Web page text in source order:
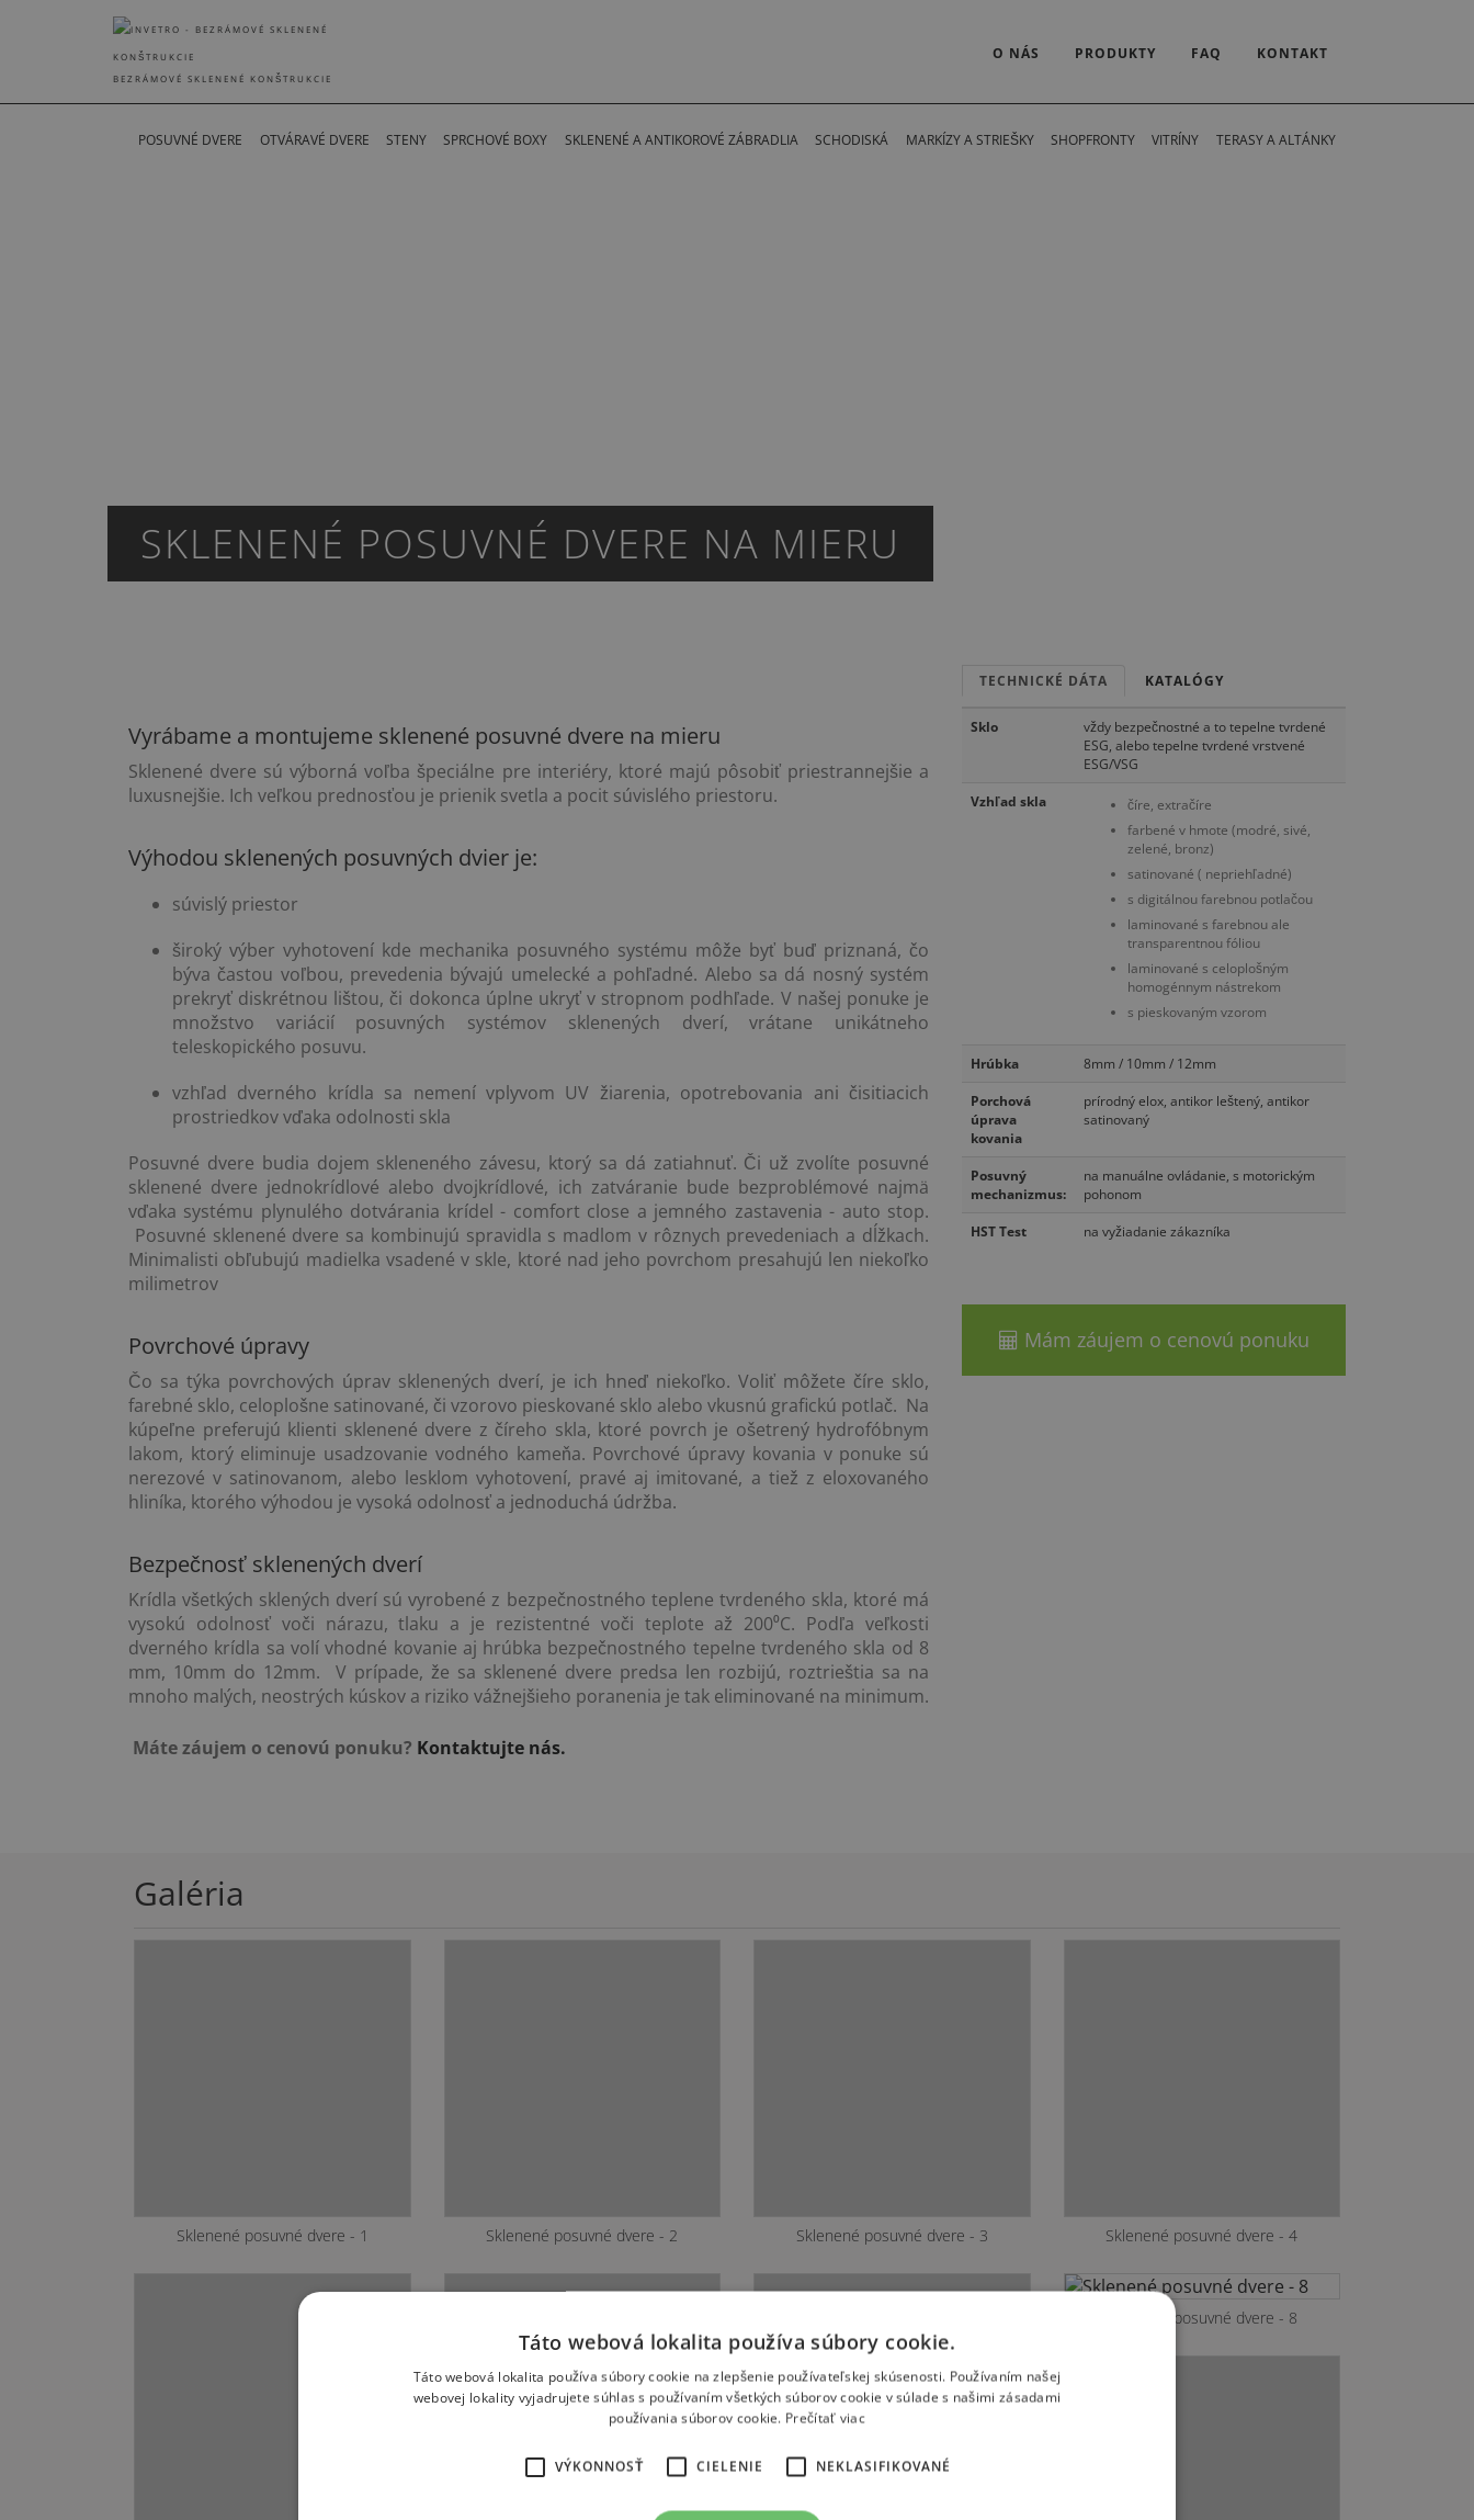
BEZRÁMOVÉ SKLENENÉ KONŠTRUKCIE
O NÁS PRODUKTY FAQ KONTAKT
POSUVNÉ DVERE OTVÁRAVÉ DVERE STENY SPRCHOVÉ BOXY SKLENENÉ A ANTIKOROVÉ ZÁBRADLIA SCHODISKÁ MARKÍZY A STRIEŠKY SHOPFRONTY VITRÍNY TERASY A ALTÁNKY
SKLENENÉ POSUVNÉ DVERE NA MIERU
Vyrábame a montujeme sklenené posuvné dvere na mieru
Sklenené dvere sú výborná voľba špeciálne pre interiéry, ktoré majú pôsobiť priestrannejšie a
luxusnejšie. Ich veľkou prednosťou je prienik svetla a pocit súvislého priestoru.
Výhodou sklenených posuvných dvier je:
súvislý priestor
široký výber vyhotovení kde mechanika posuvného systému môže byť buď priznaná, čo
býva častou voľbou, prevedenia bývajú umelecké a pohľadné. Alebo sa dá nosný systém
prekryť diskrétnou lištou, či dokonca úplne ukryť v stropnom podhľade. V našej ponuke je
množstvo variácií posuvných systémov sklenených dverí, vrátane unikátneho
teleskopického posuvu.
vzhľad dverného krídla sa nemení vplyvom UV žiarenia, opotrebovania ani čisitiacich
prostriedkov vďaka odolnosti skla
Posuvné dvere budia dojem skleneného závesu, ktorý sa dá zatiahnuť. Či už zvolíte posuvné
sklenené dvere jednokrídlové alebo dvojkrídlové, ich zatváranie bude bezproblémové najmä
vďaka systému plynulého dotvárania krídel - comfort close a jemného zastavenia - auto stop.
Posuvné sklenené dvere sa kombinujú spravidla s madlom v rôznych prevedeniach a dĺžkach.
Minimalisti obľubujú madielka vsadené v skle, ktoré nad jeho povrchom presahujú len niekoľko
milimetrov
Povrchové úpravy
Čo sa týka povrchových úprav sklenených dverí, je ich hneď niekoľko. Voliť môžete číre sklo,
farebné sklo, celoplošne satinované, či vzorovo pieskované sklo alebo vkusnú grafickú potlač. Na
kúpeľne preferujú klienti sklenené dvere z číreho skla, ktoré povrch je ošetrený hydrofóbnym
lakom, ktorý eliminuje usadzovanie vodného kameňa. Povrchové úpravy kovania v ponuke sú
nerezové v satinovanom, alebo lesklom vyhotovení, pravé aj imitované, a tiež z eloxovaného
hliníka, ktorého výhodou je vysoká odolnosť a jednoduchá údržba.
Bezpečnosť sklenených dverí
Krídla všetkých sklených dverí sú vyrobené z bezpečnostného teplene tvrdeného skla, ktoré má
vysokú odolnosť voči nárazu, tlaku a je rezistentné voči teplote až 200⁰C. Podľa veľkosti
dverného krídla sa volí vhodné kovanie aj hrúbka bezpečnostného tepelne tvrdeného skla od 8
mm, 10mm do 12mm. V prípade, že sa sklenené dvere predsa len rozbijú, roztrieštia sa na
mnoho malých, neostrých kúskov a riziko vážnejšieho poranenia je tak eliminované na minimum.
Máte záujem o cenovú ponuku? Kontaktujte nás.
TECHNICKÉ DÁTA KATALÓGY
Sklo
vždy bezpečnostné a to tepelne tvrdené
ESG, alebo tepelne tvrdené vrstvené
ESG/VSG
Vzhľad skla
číre, extračíre
farbené v hmote (modré, sivé,
zelené, bronz)
satinované ( nepriehľadné)
s digitálnou farebnou potlačou
laminované s farebnou ale
transparentnou fóliou
laminované s celoplošným
homogénnym nástrekom
s pieskovaným vzorom
Hrúbka
8mm / 10mm / 12mm
Porchová
úprava
kovania
prírodný elox, antikor leštený, antikor
satinovaný
Posuvný
mechanizmus:
na manuálne ovládanie, s motorickým
pohonom
HST Test
na vyžiadanie zákazníka
Mám záujem o cenovú ponuku
Galéria
Sklenené posuvné dvere - 1 Sklenené posuvné dvere - 2 Sklenené posuvné dvere - 3 Sklenené posuvné dvere - 4
Sklenené posuvné dvere - 8
Táto webová lokalita používa súbory cookie.
Táto webová lokalita používa súbory cookie na zlepšenie používateľskej skúsenosti. Používaním našej
webovej lokality vyjadrujete súhlas s používaním všetkých súborov cookie v súlade s našimi zásadami
používania súborov cookie. Prečítať viac
VÝKONNOSŤ CIELENIE NEKLASIFIKOVANÉ